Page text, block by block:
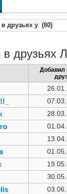
в друзьях у (80)
в друзьях
Добавил